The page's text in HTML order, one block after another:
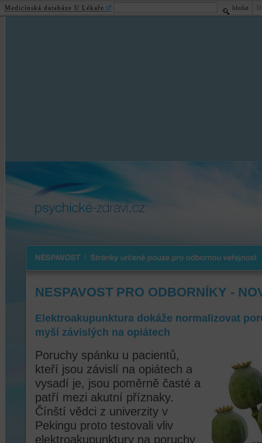
psychické-zdraví.cz
Nespavost | Stránky určené pouze pro odbornou veřejnost
NESPAVOST PRO ODBORNÍKY -
Elektroakupunktura dokáže normalizovat
myší závislých na opiátech
Poruchy spánku u pacientů,
kteří jsou závislí na opiátech a
vysadí je, jsou poměrně časté a
patří mezi akutní příznaky.
Čínští vědci z univerzity v
Pekingu proto testovali vliv
elektroakupunktury na poruchy
Medicínská databáze U Lékaře hledat